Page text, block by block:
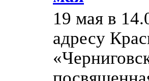
19 мая в
адресу